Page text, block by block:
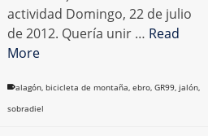
actividad Domingo, 22 de julio
de 2012. Quería unir … Read
More
alagón, bicicleta de montaña, ebro, GR99, jalón,
sobradiel